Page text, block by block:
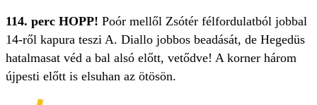
114. perc HOPP! Poór mellől Zsótér félfordulatból jobbal
14-ről kapura teszi A. Diallo jobbos beadását, de Hegedüs
hatalmasat véd a bal alsó előtt, vetődve! A korner három
újpesti előtt is elsuhan az ötösön.